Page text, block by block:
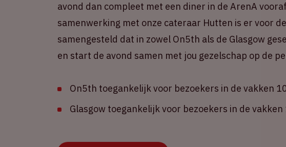
avond dan compleet met een diner in de ArenA
samenwerking met onze cateraar Hutten is er voor
samengesteld dat in zowel On5th als de Glasgow
en start de avond samen met jou gezelschap op de
On5th toegankelijk voor bezoekers in de vakken
Glasgow toegankelijk voor bezoekers in de